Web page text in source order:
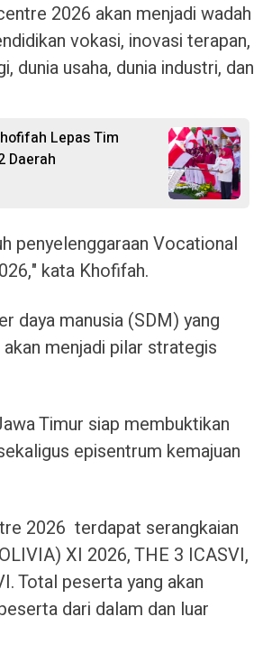
2026 akan menjadi wadah
vokasi, inovasi terapan,
dunia usaha, dunia industri, dan
Lepas Tim
Daerah
penyelenggaraan Vocational
kata Khofifah.
daya manusia (SDM) yang
menjadi pilar strategis
Timur siap membuktikan
episentrum kemajuan
2026 terdapat serangkaian
XI 2026, THE 3 ICASVI,
Total peserta yang akan
dari dalam dan luar